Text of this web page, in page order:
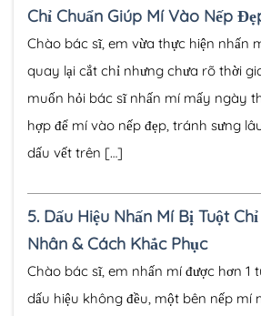
Chỉ Chuẩn Giúp Mí Vào Nếp
Chào bác sĩ, em vừa thực hiện nhấn
quay lại cắt chỉ nhưng chưa rõ thời
muốn hỏi bác sĩ nhấn mí mấy ngày
hợp để mí vào nếp đẹp, tránh sưng
dấu vết trên […]
5. Dấu Hiệu Nhấn Mí Bị Tuột
Nhân & Cách Khắc Phục
Chào bác sĩ, em nhấn mí được hơn 1
dấu hiệu không đều, một bên nếp mí